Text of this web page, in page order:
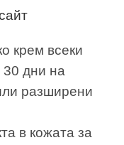
крем всеки
дни на
разширени
в кожата за